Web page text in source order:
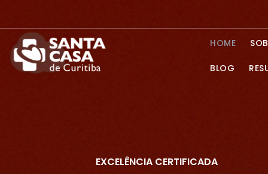
HOME
BLOG
EXCELÊNCIA CERTIFICADA